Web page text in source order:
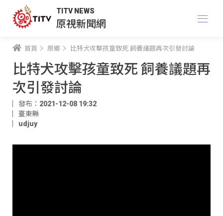
TITV NEWS
原視新聞網
首頁 原鄉 比特犬攻擊孩童致死 飼養議題再次引發討論
比特犬攻擊孩童致死 飼養議題再
次引發討論
發布：2021-12-08 19:32
臺東縣
udjuy